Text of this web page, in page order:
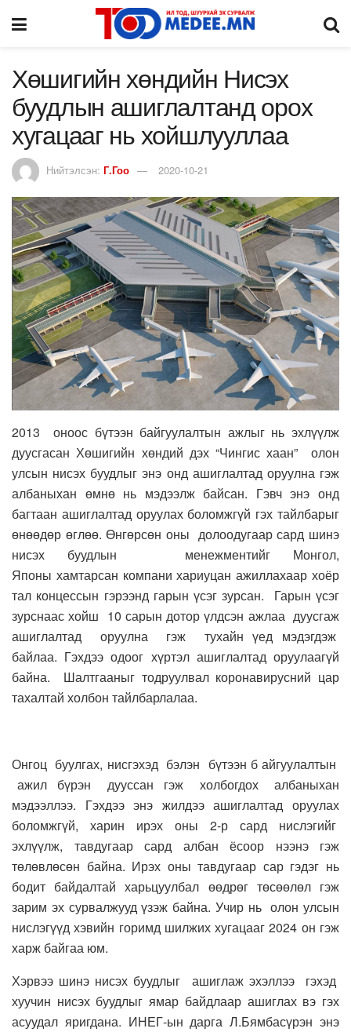
Хөшигийн хөндийн Нисэх
буудлын ашиглалтанд орох
хугацааг нь хойшлууллаа
Нийтэлсэн: Г.Гоо 2020-10-21
2013 оноос бүтээн байгуулалтын ажлыг нь эхлүүлж
дуусгасан Хөшигийн хөндий дэх “Чингис хаан” олон
улсын нисэх буудлыг энэ онд ашиглалтад оруулна гэж
албаныхан өмнө нь мэдээлж байсан. Гэвч энэ онд
багтаан ашиглалтад оруулах боломжгүй гэх тайлбарыг
өнөөдөр өглөө. Өнгөрсөн оны долоодугаар сард шинэ
нисэх буудлын менежментийг Монгол,
Японы хамтарсан компани хариуцан ажиллахаар хоёр
тал концессын гэрээнд гарын үсэг зурсан. Гарын үсэг
зурснаас хойш 10 сарын дотор үлдсэн ажлаа дуусгаж
ашиглалтад оруулна гэж тухайн үед мэдэгдэж
байлаа. Гэхдээ одоог хүртэл ашиглалтад оруулаагүй
байна. Шалтгааныг тодруулвал коронавирусний цар
тахалтай холбон тайлбарлалаа.
Онгоц буулгах, нисгэхэд бэлэн бүтээн б айгуулалтын
ажил бүрэн дууссан гэж холбогдох албаныхан
мэдээллээ. Гэхдээ энэ жилдээ ашиглалтад оруулах
боломжгүй, харин ирэх оны 2-р сард нислэгийг
эхлүүлж, тавдугаар сард албан ёсоор нээнэ гэж
төлөвлөсөн байна. Ирэх оны тавдугаар сар гэдэг нь
бодит байдалтай харьцуулбал өөдрөг төсөөлөл гэж
зарим эх сурвалжууд үзэж байна. Учир нь олон улсын
нислэгүүд хэвийн горимд шилжих хугацааг 2024 он гэж
харж байгаа юм.
Хэрвээ шинэ нисэх буудлыг ашиглаж эхэллээ гэхэд
хуучин нисэх буудлыг ямар байдлаар ашиглах вэ гэх
асуудал яригдана. ИНЕГ-ын дарга Л.Бямбасүрэн энэ